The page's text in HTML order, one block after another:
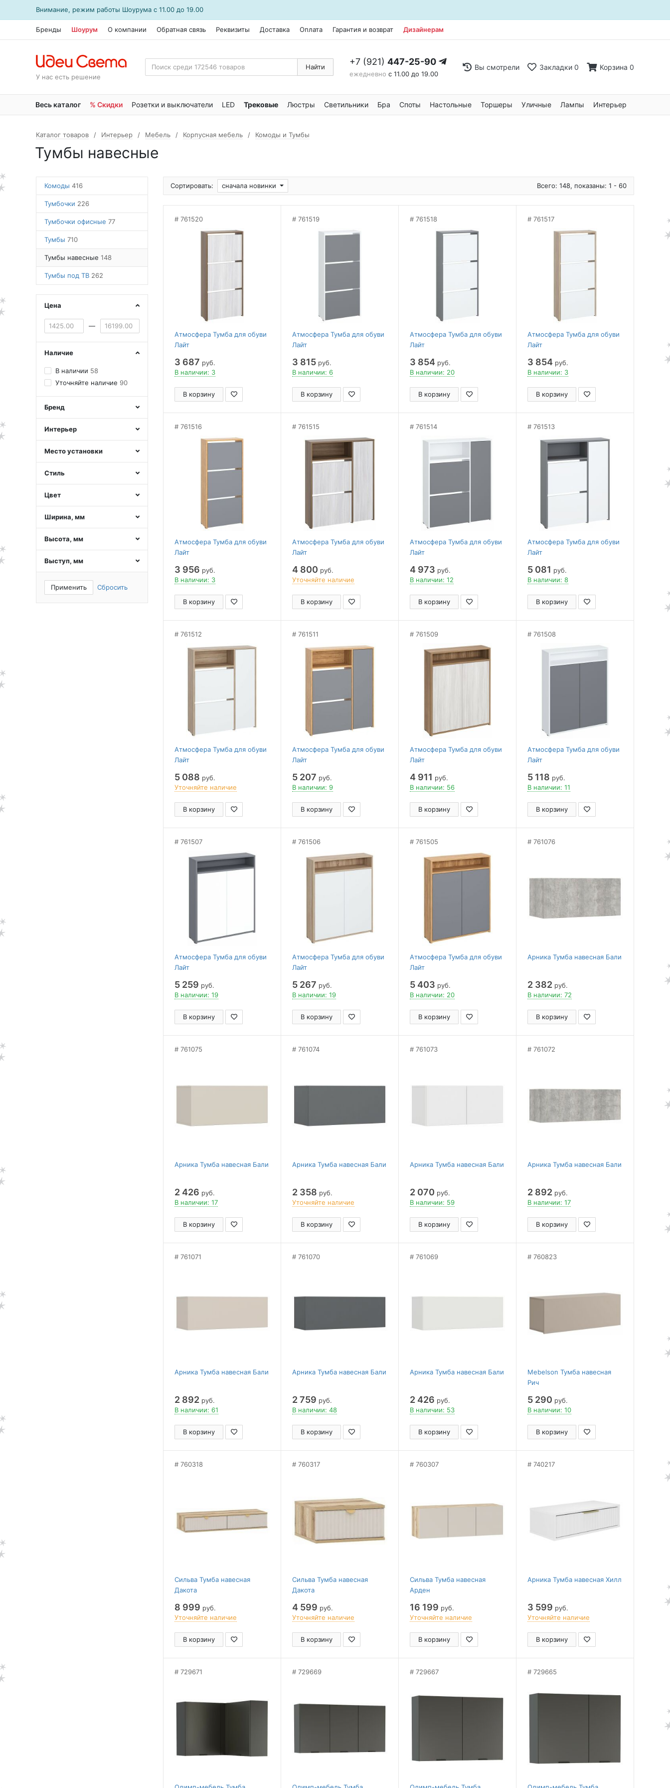
Внимание, режим работы Шоурума с 11.00 до 19.00
Бренды Шоурум О компании Обратная связь Реквизиты Доставка Оплата Гарантия и возврат Дизайнерам
У нас есть решение
Найти +7 (921) 447-25-90
ежедневно с 11.00 до 19.00
Вы смотрели Закладки 0 Корзина 0
Весь каталог % Скидки Розетки и выключатели LED Трековые Люстры Светильники Бра Споты Настольные Торшеры Уличные Лампы Интерьер
Каталог товаров Интерьер Мебель Корпусная мебель Комоды и Тумбы
Тумбы навесные
Комоды 416
Тумбочки 226
Тумбочки офисные 77
Тумбы 710
Тумбы навесные 148
Тумбы под ТВ 262
Цена
—
Наличие
В наличии 58
Уточняйте наличие 90
Бренд
Интерьер
Место установки
Стиль
Цвет
Ширина, мм
Высота, мм
Выступ, мм
Применить Сбросить
Сортировать: сначала новинки Всего: 148, показаны: 1 - 60
761520
Атмосфера Тумба для обуви
Лайт
3 687 руб.
В наличии: 3
В корзину
761519
Атмосфера Тумба для обуви
Лайт
3 815 руб.
В наличии: 6
В корзину
761518
Атмосфера Тумба для обуви
Лайт
3 854 руб.
В наличии: 20
В корзину
761517
Атмосфера Тумба для обуви
Лайт
3 854 руб.
В наличии: 3
В корзину
761516
Атмосфера Тумба для обуви
Лайт
3 956 руб.
В наличии: 3
В корзину
761515
Атмосфера Тумба для обуви
Лайт
4 800 руб.
Уточняйте наличие
В корзину
761514
Атмосфера Тумба для обуви
Лайт
4 973 руб.
В наличии: 12
В корзину
761513
Атмосфера Тумба для обуви
Лайт
5 081 руб.
В наличии: 8
В корзину
761512
Атмосфера Тумба для обуви
Лайт
5 088 руб.
Уточняйте наличие
В корзину
761511
Атмосфера Тумба для обуви
Лайт
5 207 руб.
В наличии: 9
В корзину
761509
Атмосфера Тумба для обуви
Лайт
4 911 руб.
В наличии: 56
В корзину
761508
Атмосфера Тумба для обуви
Лайт
5 118 руб.
В наличии: 11
В корзину
761507
Атмосфера Тумба для обуви
Лайт
5 259 руб.
В наличии: 19
В корзину
761506
Атмосфера Тумба для обуви
Лайт
5 267 руб.
В наличии: 19
В корзину
761505
Атмосфера Тумба для обуви
Лайт
5 403 руб.
В наличии: 20
В корзину
761076
Арника Тумба навесная Бали
2 382 руб.
В наличии: 72
В корзину
761075
Арника Тумба навесная Бали
2 426 руб.
В наличии: 17
В корзину
761074
Арника Тумба навесная Бали
2 358 руб.
Уточняйте наличие
В корзину
761073
Арника Тумба навесная Бали
2 070 руб.
В наличии: 59
В корзину
761072
Арника Тумба навесная Бали
2 892 руб.
В наличии: 17
В корзину
761071
Арника Тумба навесная Бали
2 892 руб.
В наличии: 61
В корзину
761070
Арника Тумба навесная Бали
2 759 руб.
В наличии: 48
В корзину
761069
Арника Тумба навесная Бали
2 426 руб.
В наличии: 53
В корзину
760823
Mebelson Тумба навесная
Рич
5 290 руб.
В наличии: 10
В корзину
760318
Сильва Тумба навесная
Дакота
8 999 руб.
Уточняйте наличие
В корзину
760317
Сильва Тумба навесная
Дакота
4 599 руб.
Уточняйте наличие
В корзину
760307
Сильва Тумба навесная
Арден
16 199 руб.
Уточняйте наличие
В корзину
740217
Арника Тумба навесная Хилл
3 599 руб.
Уточняйте наличие
В корзину
729671 729669 729667 729665